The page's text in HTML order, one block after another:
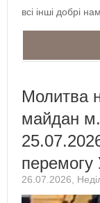
всі інші добрі
Молитва
майдан
перемогу
26.07.2026,